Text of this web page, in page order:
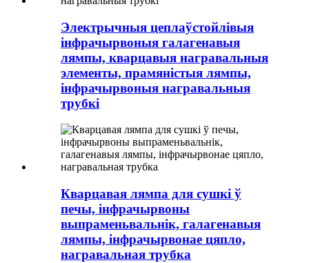
Электрычныя цеплаўстойлівыя
інфрачырвоныя галагенавыя
лямпы, кварцавыя награвальныя
элементы, прамяністыя лямпы,
інфрачырвоныя награвальныя
трубкі
Кварцавая лямпа для сушкі ў
печы, інфрачырвоны
выпраменьвальнік, галагенавыя
лямпы, інфрачырвонае цяпло,
награвальная трубка